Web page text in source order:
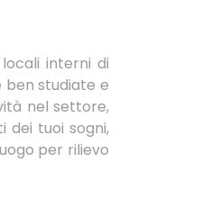
interni di
ben studiate e
nel settore,
dei tuoi sogni,
per rilievo